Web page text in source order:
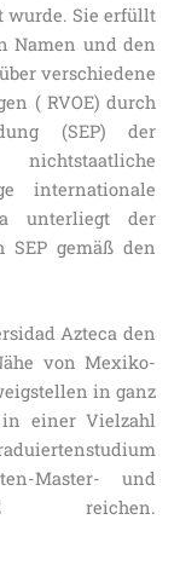
wurde. Sie erfüllt
Namen und den
verschiedene
( RVOE) durch
(SEP) der
internationale
unterliegt der
SEP gemäß den
Azteca den
von Mexiko-
in ganz
einer Vielzahl
Master- und
reichen.